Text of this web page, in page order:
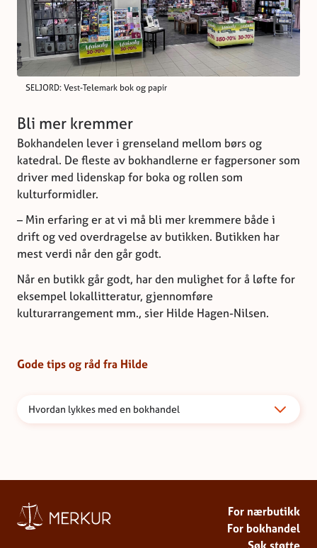
SELJORD: Vest-Telemark bok og papir
Bli mer kremmer
Bokhandelen lever i grenseland mellom børs og
katedral. De fleste av bokhandlerne er fagpersoner som
driver med lidenskap for boka og rollen som
kulturformidler.
– Min erfaring er at vi må bli mer kremmere både i
drift og ved overdragelse av butikken. Butikken har
mest verdi når den går godt.
Når en butikk går godt, har den mulighet for å løfte for
eksempel lokallitteratur, gjennomføre
kulturarrangement mm., sier Hilde Hagen-Nilsen.
Gode tips og råd fra Hilde
Hvordan lykkes med en bokhandel
For nærbutikk
For bokhandel